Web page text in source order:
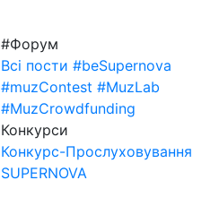
#Форум
Всі пости #beSupernova
#muzContest #MuzLab
#MuzCrowdfunding
Конкурси
Конкурс-Прослуховування
SUPERNOVA